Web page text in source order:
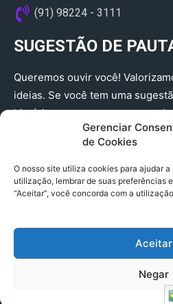
Gerenciar
de Cookies
O nosso site utiliza cookies para ajudar
utilização, lembrar de suas preferências
“Aceitar”, você concorda com a
Aceitar
Negar
(91) 98224 - 3111
SUGESTÃO DE
Queremos ouvir você!
ideias. Se você tem uma
história que merece ser
(91) 98224 - 3111
© 2025 A Província do Pará
Trav. Quintino Bocaiuva 2301,
2701- Cremação –